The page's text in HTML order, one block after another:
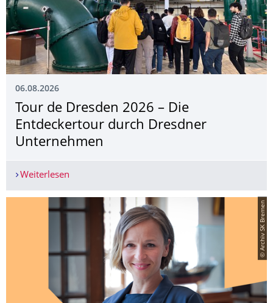
06.08.2026
Tour de Dresden 2026 – Die
Entdeckertour durch Dresdner
Unternehmen
Weiterlesen
© Archiv SK Bremen